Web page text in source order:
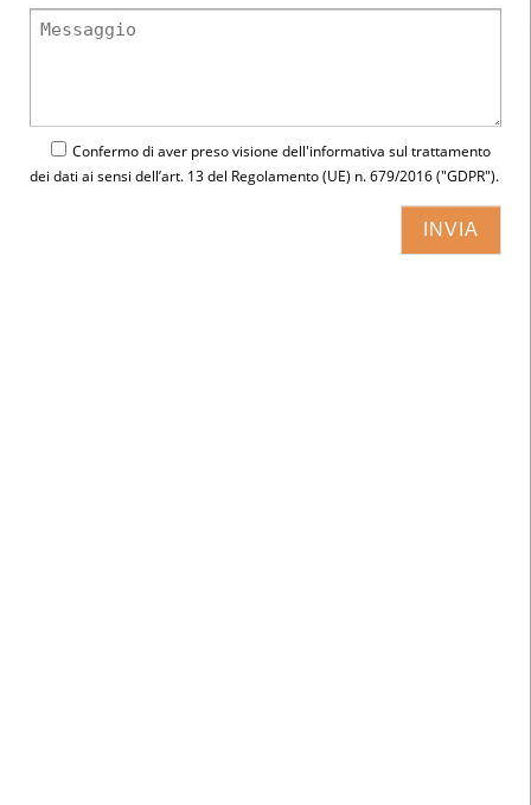
Confermo di aver preso visione dell'informativa sul trattamento
dei dati ai sensi dell’art. 13 del Regolamento (UE) n. 679/2016 ("GDPR").